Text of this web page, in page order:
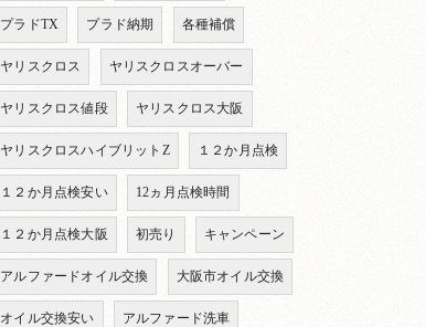
プラドTX プラド納期 各種補償
ヤリスクロス ヤリスクロスオーバー
ヤリスクロス値段 ヤリスクロス大阪
ヤリスクロスハイブリットZ １２か月点検
１２か月点検安い 12ヵ月点検時間
１２か月点検大阪 初売り キャンペーン
アルファードオイル交換 大阪市オイル交換
オイル交換安い アルファード洗車